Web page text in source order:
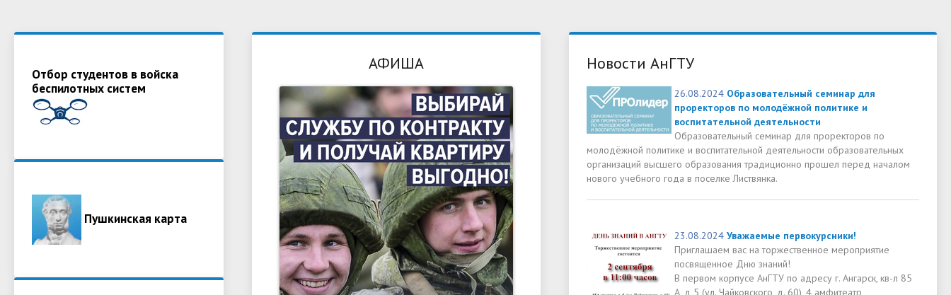
Отбор студентов в войска
беспилотных систем
Пушкинская карта
АФИША Новости АнГТУ
26.08.2024 Образовательный семинар для
проректоров по молодёжной политике и
воспитательной деятельности
Образовательный семинар для проректоров по
молодёжной политике и воспитательной деятельности образовательных
организаций высшего образования традиционно прошел перед началом
нового учебного года в поселке Листвянка.
23.08.2024 Уважаемые первокурсники!
Приглашаем вас на торжественное мероприятие
посвященное Дню знаний!
В первом корпусе АнГТУ по адресу г. Ангарск, кв-л 85
А, д 5 (ул. Чайковского, д. 60), 4 амфитеатр